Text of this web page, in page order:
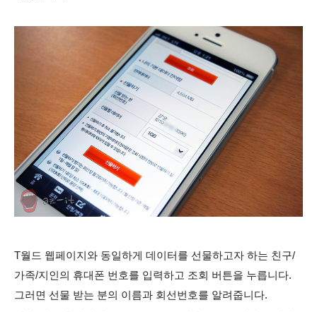
T월드 웹페이지와 동일하게 데이터를 선물하고자 하는 친구/
가족/지인의 휴대폰 번호를 입력하고 조회 버튼을 누릅니다.
그러면 선물 받는 분의 이름과 회선번호를 알려줍니다.